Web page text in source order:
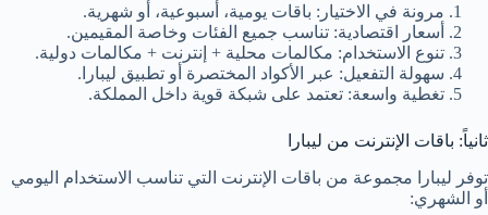
مرونة في الاختيار: باقات يومية، أسبوعية، أو شهرية.
أسعار اقتصادية: تناسب جميع الفئات وخاصة المقيمين.
تنوع الاستخدام: مكالمات محلية + إنترنت + مكالمات دولية.
سهولة التفعيل: عبر الأكواد المختصرة أو تطبيق ليبارا.
تغطية واسعة: تعتمد على شبكة قوية داخل المملكة.
ثانياً: باقات الإنترنت من ليبارا
توفر ليبارا مجموعة من باقات الإنترنت التي تناسب الاستخدام اليومي
أو الشهري: